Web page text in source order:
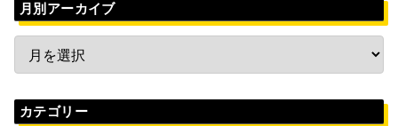
月別アーカイブ
カテゴリー